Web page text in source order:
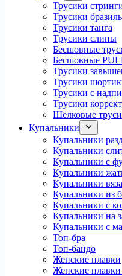
Трусики
Трусики
Трусики танга
Трусики слипы
Бесшовные
Бесшовные
Трусики
Трусики
Трусики с
Трусики
Шёлковые
Купальники
Купальники
Купальники
Купальники с
Купальники
Купальники
Купальники из
Купальники с
Купальники на
Купальники с
Топ-бра
Топ-бандо
Женские плавки
Женские